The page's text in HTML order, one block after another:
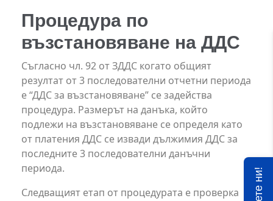
Процедура по
възстановяване на ДДС
Съгласно чл. 92 от ЗДДС когато общият
резултат от 3 последователни отчетни периода
е “ДДС за възстановяване” се задейства
процедура. Размерът на данъка, който
подлежи на възстановяване се определя като
от платения ДДС се извади дължимия ДДС за
последните 3 последователни данъчни
периода.
Следващият етап от процедурата е проверка